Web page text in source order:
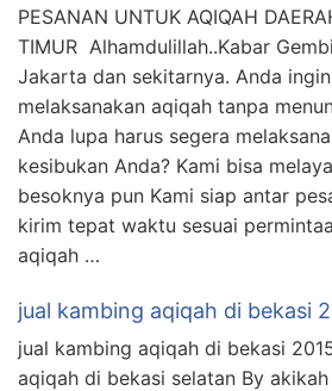
PESANAN UNTUK AQIQAH
TIMUR Alhamdulillah..Kabar
Jakarta dan sekitarnya. Anda
melaksanakan aqiqah tanpa
Anda lupa harus segera
kesibukan Anda? Kami bisa
besoknya pun Kami siap antar
kirim tepat waktu sesuai
aqiqah …
jual kambing aqiqah di bekasi
jual kambing aqiqah di bekasi
aqiqah di bekasi selatan By